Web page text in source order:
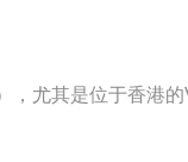
尤其是位于香港